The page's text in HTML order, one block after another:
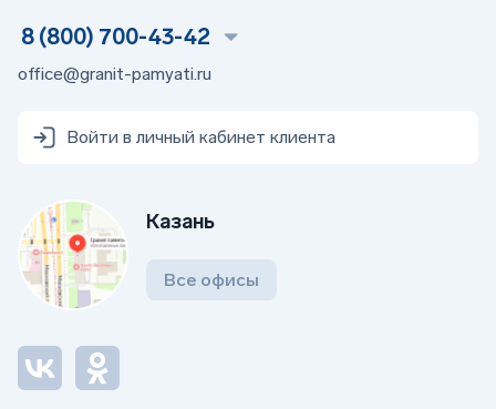
8 (800) 700-43-42
office@granit-pamyati.ru
Войти в личный кабинет клиента
Казань
Все офисы